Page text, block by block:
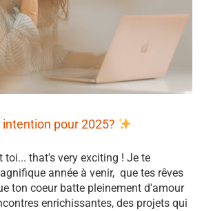
pour 2025?
toi... that's very exciting ! Je te
année à venir, que tes rêves
ton coeur batte pleinement d'amour
enrichissantes, des projets qui